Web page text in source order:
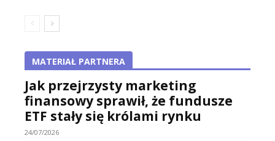
MATERIAŁ PARTNERA
Jak przejrzysty marketing
finansowy sprawił, że fundusze
ETF stały się królami rynku
24/07/2026